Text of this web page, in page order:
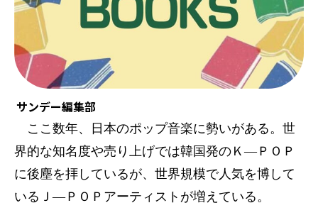
サンデー編集部
ここ数年、日本のポップ音楽に勢いがある。世
界的な知名度や売り上げでは韓国発のＫ―ＰＯＰ
に後塵を拝しているが、世界規模で人気を博して
いるＪ―ＰＯＰアーティストが増えている。